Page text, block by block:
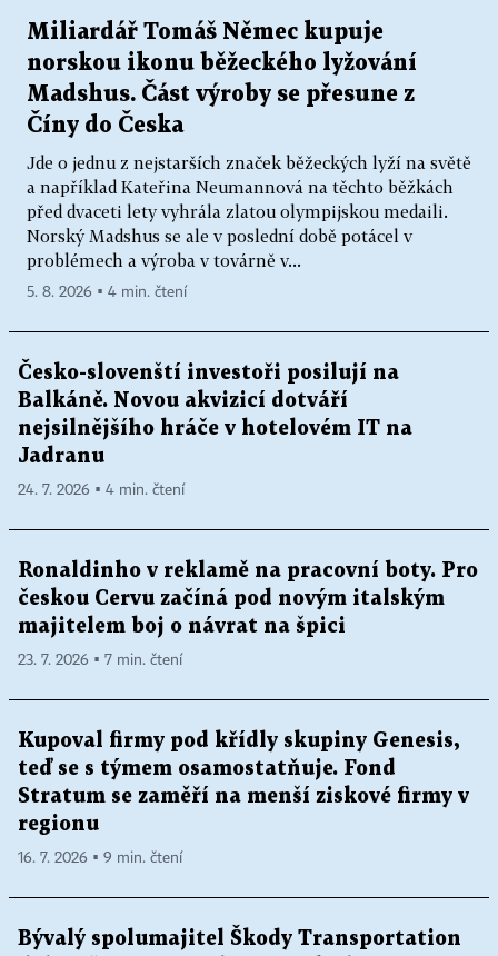
Miliardář Tomáš Němec kupuje
norskou ikonu běžeckého lyžování
Madshus. Část výroby se přesune z
Číny do Česka
Jde o jednu z nejstarších značek běžeckých lyží na světě
a například Kateřina Neumannová na těchto běžkách
před dvaceti lety vyhrála zlatou olympijskou medaili.
Norský Madshus se ale v poslední době potácel v
problémech a výroba v továrně v...
5. 8. 2026 ▪ 4 min. čtení
Česko-slovenští investoři posilují na
Balkáně. Novou akvizicí dotváří
nejsilnějšího hráče v hotelovém IT na
Jadranu
24. 7. 2026 ▪ 4 min. čtení
Ronaldinho v reklamě na pracovní boty. Pro
českou Cervu začíná pod novým italským
majitelem boj o návrat na špici
23. 7. 2026 ▪ 7 min. čtení
Kupoval firmy pod křídly skupiny Genesis,
teď se s týmem osamostatňuje. Fond
Stratum se zaměří na menší ziskové firmy v
regionu
16. 7. 2026 ▪ 9 min. čtení
Bývalý spolumajitel Škody Transportation